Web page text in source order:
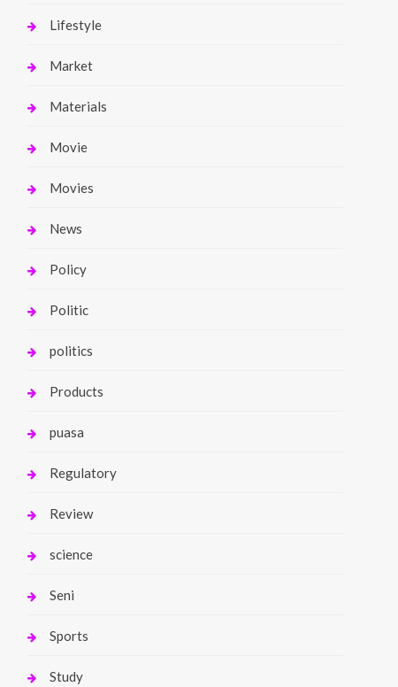
Lifestyle
Market
Materials
Movie
Movies
News
Policy
Politic
politics
Products
puasa
Regulatory
Review
science
Seni
Sports
Study